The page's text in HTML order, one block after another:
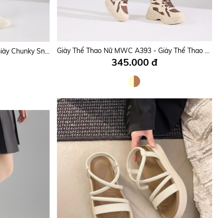
Giày Thể Thao Nữ MWC A336 - Giày Chunky Sneaker Nữ, Da PU Êm Mềm, Đi Học, Đi Chơi, Dạo Phố Siêu Bền Đẹp, Thời Trang.
Giày Thể Thao Nữ MWC A357 - Giày Sneaker Casual Nữ Da Phối Vải Mesh Thoáng Khí, Sang Đẹp, Mang Phong Cách Hàn. Giày Thể Thao Nữ MWC A393 - Giày Thể Thao Chunky Sneaker Nữ, Dáng Đẹp, Êm Mềm, Thời Trang.
345.000 đ